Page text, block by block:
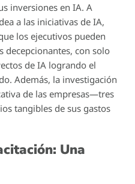
inversiones en IA. A
a las iniciativas de IA,
los ejecutivos pueden
decepcionantes, con solo
de IA logrando el
Además, la investigación
de las empresas—tres
tangibles de sus gastos
Una